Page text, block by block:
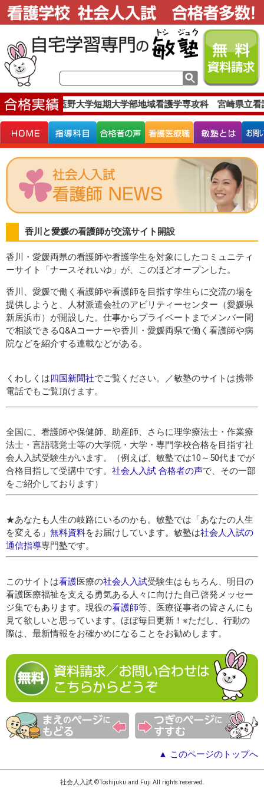
実績です。藍野大学短期大学部地域看護学専攻科 宮崎県立看
香川と愛媛の看護師が交流サイト開設
香川・愛媛両県の看護師や看護学生を対象にしたコミュニティ
ーサイト「ナースそれいゆ」が、このほどオープンした。
香川、愛媛で働く看護師や看護師を目指す学生らに交流の場を
提供しようと、人材派遣会社のアビリティーセンター（愛媛県
新居浜市）が開設した。仕事からプライベートまでメンバー間
で相談できるQ&Aコーナーや香川・愛媛両県で働く看護師や病
院などを紹介する連載などがある。
くわしくは四国新聞社でご覧ください。／敏塾のサイトは携帯
電話でもご覧頂けます。
全国に、看護師や保健師、助産師、さらに理学療法士・作業療
法士・言語聴覚士等の大学院・大学・専門学校合格を目指す社
会人入試受験生がいます。（例えば、敏塾では10～50代までが
合格目指して受講中です。 社会人入試 合格者の声で、その一部
をご紹介しております）
★あなたも人生の岐路にいるのかも。敏塾では「あなたの人生
を変える」 無料資料をお届けしています。敏塾は社会人入試の
通信指導専門塾です。
このサイトは看護医療の社会人入試受験生はもちろん、明日の
看護医療福祉を支える勇気ある人々に向けた自己啓発メッセー
ジ集でもあります。現役の看護師等、医療従事者の皆さんにも
見て欲しいと思っています。ほぼ毎日更新！※ただし、行動の
際は、最新情報をお確かめになることをお勧めします。
▲ このページのトップへ
社会人入試 ©Toshijuku and Fuji All rights reserved.